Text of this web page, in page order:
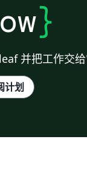
}
并把工作交
计划